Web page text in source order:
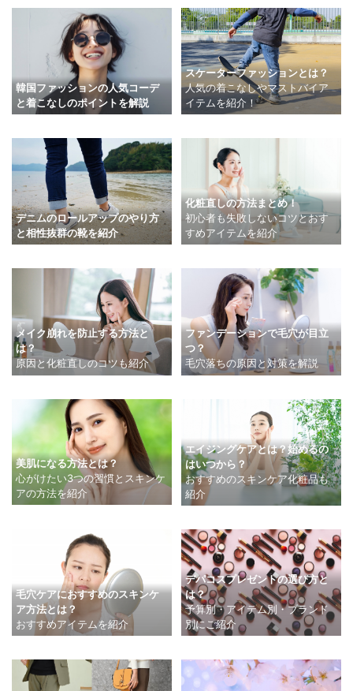
韓国ファッションの人気コーデ
と着こなしのポイントを解説
スケーターファッションとは？
人気の着こなしやマストバイア
イテムを紹介！
デニムのロールアップのやり方
と相性抜群の靴を紹介
化粧直しの方法まとめ！
初心者も失敗しないコツとおす
すめアイテムを紹介
メイク崩れを防止する方法と
は？
原因と化粧直しのコツも紹介
ファンデーションで毛穴が目立
つ？
毛穴落ちの原因と対策を解説
美肌になる方法とは？
心がけたい3つの習慣とスキンケ
アの方法を紹介
エイジングケアとは？始めるの
はいつから？
おすすめのスキンケア化粧品も
紹介
毛穴ケアにおすすめのスキンケ
ア方法とは？
おすすめアイテムを紹介
デパコスプレゼントの選び方と
は？
予算別・アイテム別・ブランド
別にご紹介